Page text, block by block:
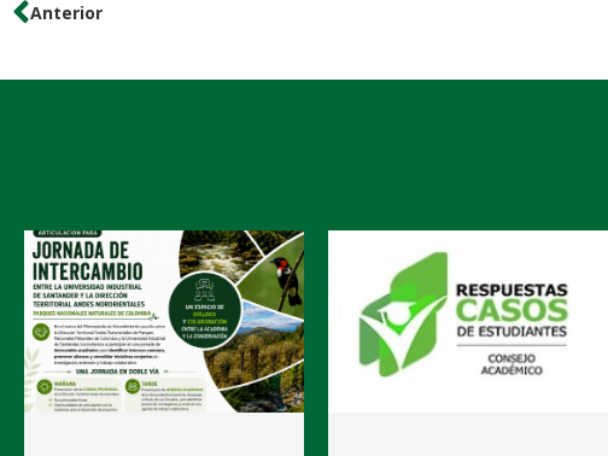
Anterior